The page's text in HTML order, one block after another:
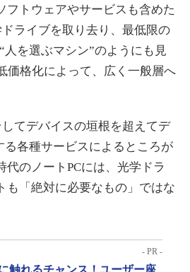
フトウェアやサービスも含めた
ライブを取り去り、最低限の
を選ぶマシン”のようにも見
価格化によって、広く一般層へ
てデバイスの垣根を超えてデ
各種サービスによるところが
のノートPCには、光学ドラ
も「絶対に必要なもの」ではな
- PR -
触れるチャンス！ユーザー座